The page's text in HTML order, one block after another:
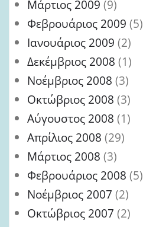
Μάρτιος 2009 (9)
Φεβρουάριος 2009 (5)
Ιανουάριος 2009 (2)
Δεκέμβριος 2008 (1)
Νοέμβριος 2008 (3)
Οκτώβριος 2008 (3)
Αύγουστος 2008 (1)
Απρίλιος 2008 (29)
Μάρτιος 2008 (3)
Φεβρουάριος 2008 (5)
Νοέμβριος 2007 (2)
Οκτώβριος 2007 (2)